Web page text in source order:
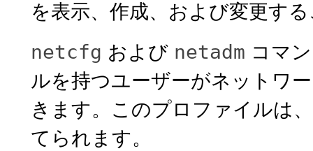
を表示、作成、および変更す
netcfg および netadm コマ
ルを持つユーザーがネットワ
きます。このプロファイルは
てられます。